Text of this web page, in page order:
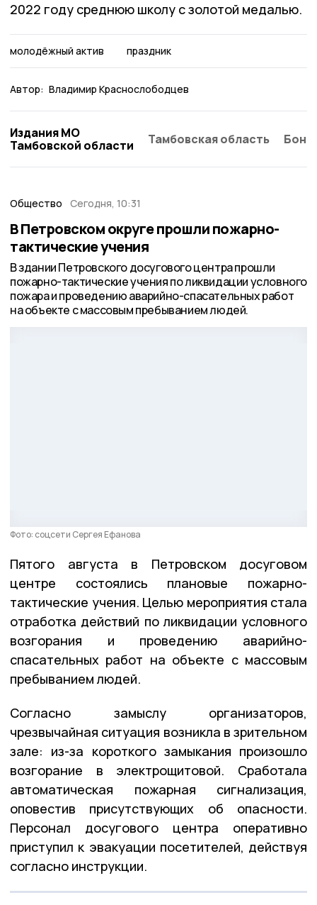
2022 году среднюю школу с золотой медалью.
молодёжный актив праздник
Автор: Владимир Краснослободцев
Издания МО
Тамбовской области
Тамбовская область
Общество Сегодня, 10:31
В Петровском округе прошли пожарно-
тактические учения
В здании Петровского досугового центра прошли
пожарно-тактические учения по ликвидации условного
пожара и проведению аварийно-спасательных работ
на объекте с массовым пребыванием людей.
Фото: соцсети Сергея Ефанова
Пятого августа в Петровском досуговом
центре состоялись плановые пожарно-
тактические учения. Целью мероприятия стала
отработка действий по ликвидации условного
возгорания и проведению аварийно-
спасательных работ на объекте с массовым
пребыванием людей.
Согласно замыслу организаторов,
чрезвычайная ситуация возникла в зрительном
зале: из-за короткого замыкания произошло
возгорание в электрощитовой. Сработала
автоматическая пожарная сигнализация,
оповестив присутствующих об опасности.
Персонал досугового центра оперативно
приступил к эвакуации посетителей, действуя
согласно инструкции.